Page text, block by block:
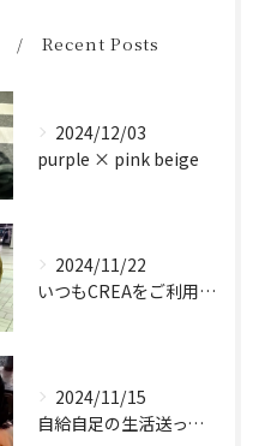
Recent Posts
2024/12/03
purple × pink beige
2024/11/22
いつもCREAをご利用頂き誠に有難う御座います！
2024/11/15
自給自足の生活送ってます